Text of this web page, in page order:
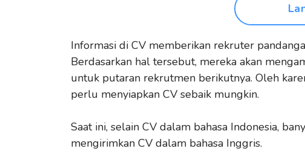
Informasi di CV memberikan rekruter
Berdasarkan hal tersebut, mereka akan
untuk putaran rekrutmen berikutnya. Oleh
perlu menyiapkan CV sebaik mungkin.
Saat ini, selain CV dalam bahasa Indonesia,
mengirimkan CV dalam bahasa Inggris.